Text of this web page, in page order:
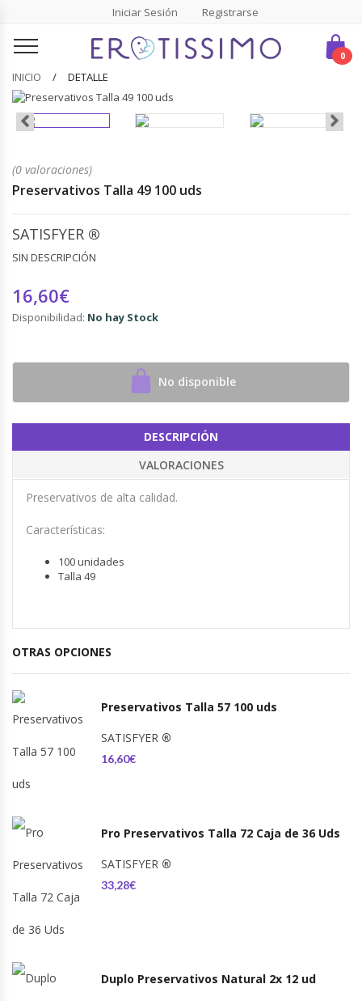
Iniciar Sesión Registrarse
0
INICIO DETALLE
(0 valoraciones)
Preservativos Talla 49 100 uds
SATISFYER ®
SIN DESCRIPCIÓN
16,60€
Disponibilidad: No hay Stock
No disponible
DESCRIPCIÓN
VALORACIONES
Preservativos de alta calidad.
Características:
100 unidades
Talla 49
OTRAS OPCIONES
Preservativos Talla 57 100 uds
SATISFYER ®
16,60€
Pro Preservativos Talla 72 Caja de 36 Uds
SATISFYER ®
33,28€
Duplo Preservativos Natural 2x 12 ud